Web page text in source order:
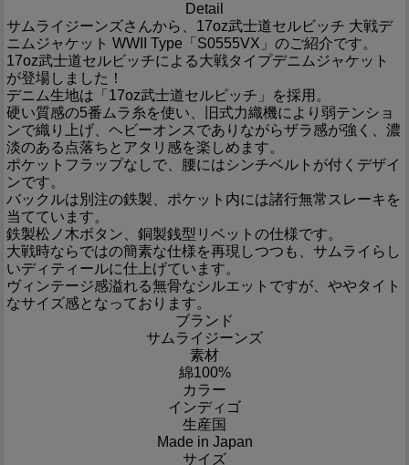
Detail
サムライジーンズさんから、17oz武士道セルビッチ 大戦デ
ニムジャケット WWII Type「S0555VX」のご紹介です。
17oz武士道セルビッチによる大戦タイプデニムジャケット
が登場しました！
デニム生地は「17oz武士道セルビッチ」を採用。
硬い質感の5番ムラ糸を使い、旧式力織機により弱テンショ
ンで織り上げ、ヘビーオンスでありながらザラ感が強く、濃
淡のある点落ちとアタリ感を楽しめます。
ポケットフラップなしで、腰にはシンチベルトが付くデザイ
ンです。
バックルは別注の鉄製、ポケット内には諸行無常スレーキを
当てています。
鉄製松ノ木ボタン、銅製銭型リベットの仕様です。
大戦時ならではの簡素な仕様を再現しつつも、サムライらし
いディティールに仕上げています。
ヴィンテージ感溢れる無骨なシルエットですが、ややタイト
なサイズ感となっております。
ブランド
サムライジーンズ
素材
綿100%
カラー
インディゴ
生産国
Made in Japan
サイズ